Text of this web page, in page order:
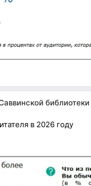
библиотеки
в 2026 году